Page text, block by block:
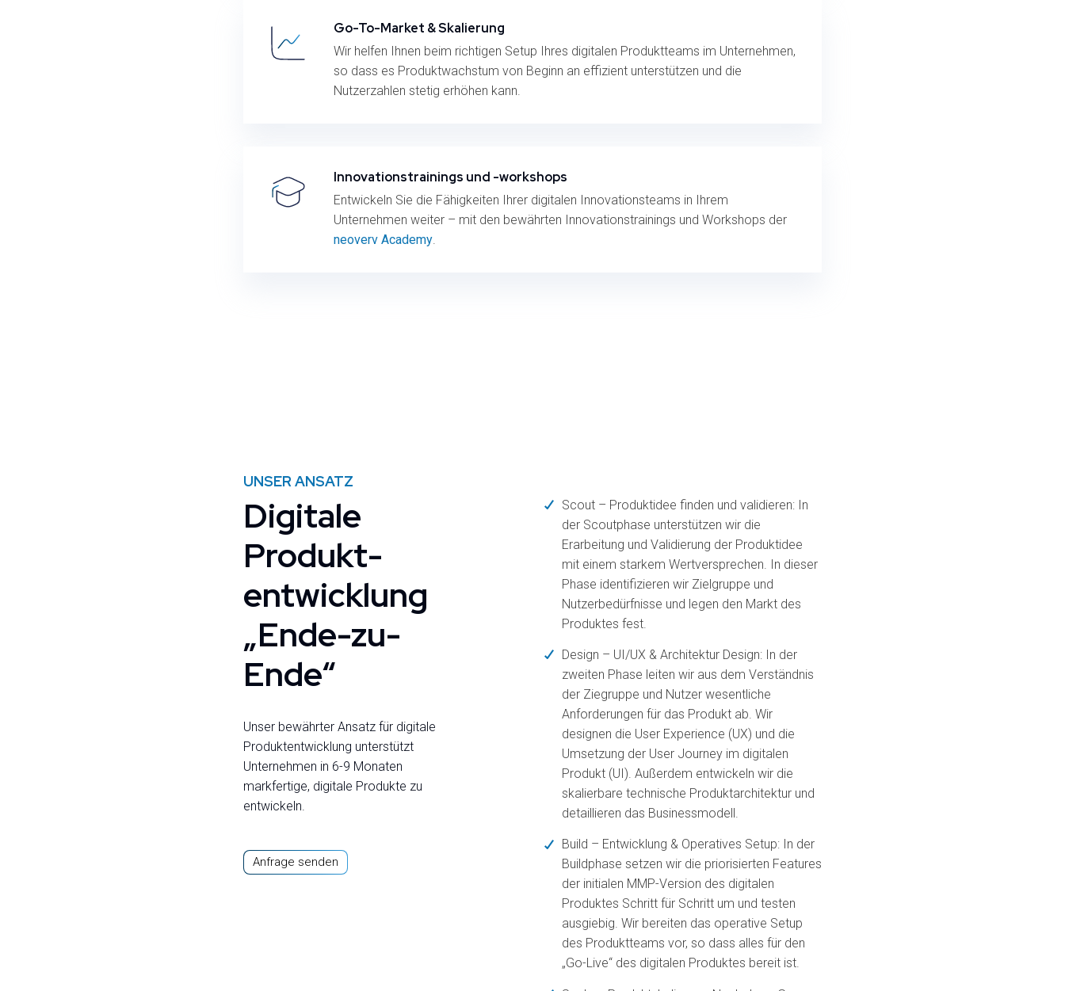
Go-To-Market & Skalierung
Wir helfen Ihnen beim richtigen Setup Ihres digitalen Produktteams im Unternehmen,
so dass es Produktwachstum von Beginn an effizient unterstützen und die
Nutzerzahlen stetig erhöhen kann.
Innovationstrainings und -workshops
Entwickeln Sie die Fähigkeiten Ihrer digitalen Innovationsteams in Ihrem
Unternehmen weiter – mit den bewährten Innovationstrainings und Workshops der
neoverv Academy.
UNSER ANSATZ
Digitale
Produkt­
entwicklung
„Ende-zu-
Ende“
Unser bewährter Ansatz für digitale
Produktentwicklung unterstützt
Unternehmen in 6-9 Monaten
markfertige, digitale Produkte zu
entwickeln.
Anfrage senden
Scout – Produktidee finden und validieren: In
der Scoutphase unterstützen wir die
Erarbeitung und Validierung der Produktidee
mit einem starkem Wertversprechen. In dieser
Phase identifizieren wir Zielgruppe und
Nutzerbedürfnisse und legen den Markt des
Produktes fest.
Design – UI/UX & Architektur Design: In der
zweiten Phase leiten wir aus dem Verständnis
der Ziegruppe und Nutzer wesentliche
Anforderungen für das Produkt ab. Wir
designen die User Experience (UX) und die
Umsetzung der User Journey im digitalen
Produkt (UI). Außerdem entwickeln wir die
skalierbare technische Produktarchitektur und
detaillieren das Businessmodell.
Build – Entwicklung & Operatives Setup: In der
Buildphase setzen wir die priorisierten Features
der initialen MMP-Version des digitalen
Produktes Schritt für Schritt um und testen
ausgiebig. Wir bereiten das operative Setup
des Produktteams vor, so dass alles für den
„Go-Live“ des digitalen Produktes bereit ist.